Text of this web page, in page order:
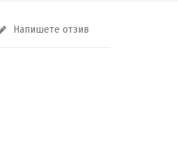
Напишете отзив